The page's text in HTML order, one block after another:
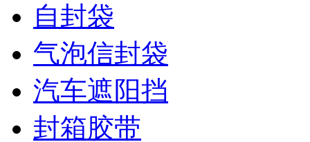
自封袋
气泡信封袋
汽车遮阳挡
封箱胶带